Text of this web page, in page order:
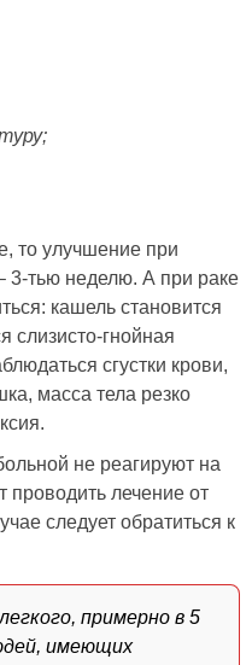
то улучшение при
3-тью неделю. А при раке
кашель становится
слизисто-гнойная
сгустки крови,
масса тела резко
не реагируют на
лечение от
следует обратиться к
примерно в 5
имеющих